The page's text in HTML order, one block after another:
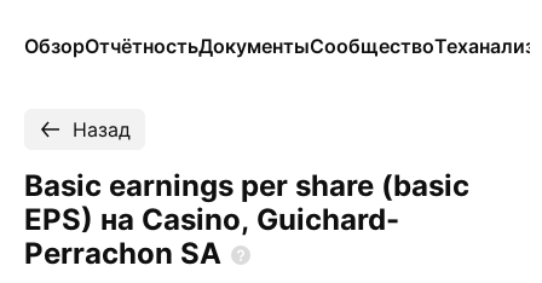
ОбзорОтчётностьДокументыСообществоТеханализ
Назад
Basic earnings per share (basic
EPS) на Casino, Guichard-
Perrachon SA